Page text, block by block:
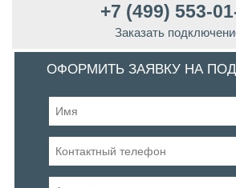
+7 (499) 553-
Заказать
ОФОРМИТЬ ЗАЯВКУ НА